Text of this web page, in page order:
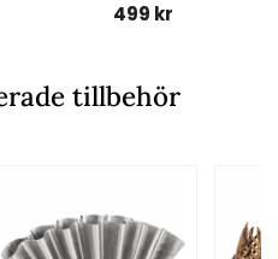
499 kr
tillbehör